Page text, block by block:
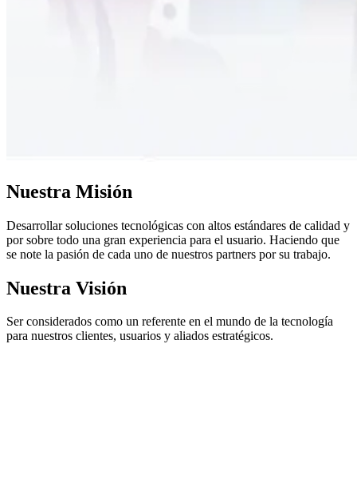
Nuestra Misión
Desarrollar soluciones tecnológicas con altos estándares de calidad y
por sobre todo una gran experiencia para el usuario. Haciendo que
se note la pasión de cada uno de nuestros partners por su trabajo.
Nuestra Visión
Ser considerados como un referente en el mundo de la tecnología
para nuestros clientes, usuarios y aliados estratégicos.